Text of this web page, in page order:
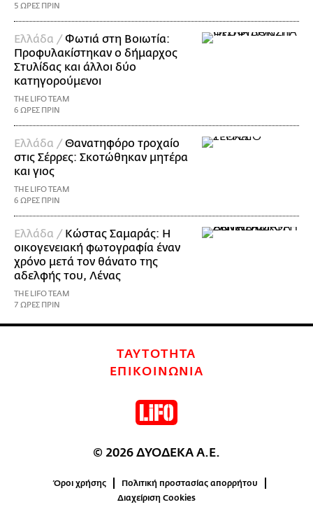
5 ΩΡΕΣ ΠΡΙΝ
Ελλάδα /Φωτιά στη Βοιωτία:
Προφυλακίστηκαν ο δήμαρχος
Στυλίδας και άλλοι δύο
κατηγορούμενοι
THE LIFO TEAM
6 ΩΡΕΣ ΠΡΙΝ
Ελλάδα /Θανατηφόρο τροχαίο
στις Σέρρες: Σκοτώθηκαν μητέρα
και γιος
THE LIFO TEAM
6 ΩΡΕΣ ΠΡΙΝ
Ελλάδα / Κώστας Σαμαράς: Η
οικογενειακή φωτογραφία έναν
χρόνο μετά τον θάνατο της
αδελφής του, Λένας
THE LIFO TEAM
7 ΩΡΕΣ ΠΡΙΝ
ΤΑΥΤΟΤΗΤΑ
ΕΠΙΚΟΙΝΩΝΙΑ
© 2026 ΔΥΟΔΕΚΑ Α.Ε.
Όροι χρήσης
Πολιτική προστασίας απορρήτου
Διαχείριση Cookies